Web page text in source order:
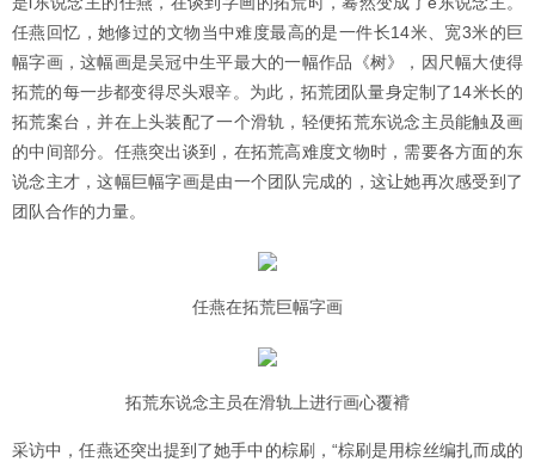
任燕回忆，她修过的文物当中难度最高的是一件长14米、宽3米的巨
幅字画，这幅画是吴冠中生平最大的一幅作品《树》，因尺幅大使得
拓荒的每一步都变得尽头艰辛。为此，拓荒团队量身定制了14米长的
拓荒案台，并在上头装配了一个滑轨，轻便拓荒东说念主员能触及画
的中间部分。任燕突出谈到，在拓荒高难度文物时，需要各方面的东
说念主才，这幅巨幅字画是由一个团队完成的，这让她再次感受到了
团队合作的力量。
任燕在拓荒巨幅字画
拓荒东说念主员在滑轨上进行画心覆褙
采访中，任燕还突出提到了她手中的棕刷，“棕刷是用棕丝编扎而成的